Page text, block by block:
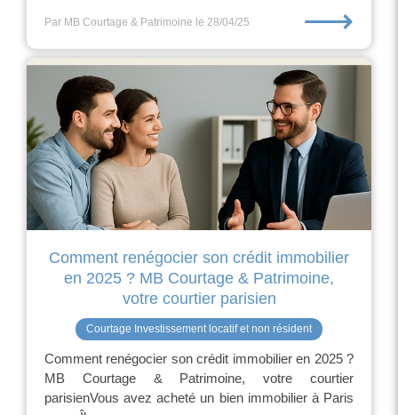
Par MB Courtage & Patrimoine le 28/04/25 ⟶
Comment renégocier son crédit immobilier
en 2025 ? MB Courtage & Patrimoine,
votre courtier parisien
Courtage Investissement locatif et non résident
Comment renégocier son crédit immobilier en 2025 ?
MB Courtage & Patrimoine, votre courtier
parisienVous avez acheté un bien immobilier à Paris